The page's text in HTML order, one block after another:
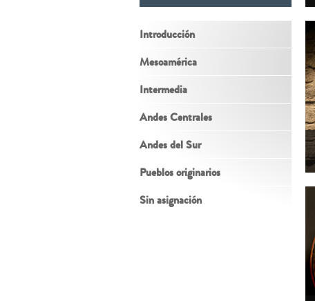
Introducción
Mesoamérica
Intermedia
Andes Centrales
Andes del Sur
Pueblos originarios
Sin asignación